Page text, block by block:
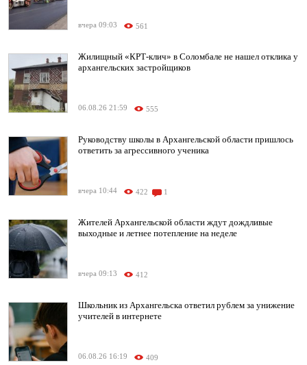
вчера 09:03 561
Жилищный «КРТ-клич» в Соломбале не нашел отклика у
архангельских застройщиков
06.08.26 21:59 555
Руководству школы в Архангельской области пришлось
ответить за агрессивного ученика
вчера 10:44 422 1
Жителей Архангельской области ждут дождливые
выходные и летнее потепление на неделе
вчера 09:13 412
Школьник из Архангельска ответил рублем за унижение
учителей в интернете
06.08.26 16:19 409